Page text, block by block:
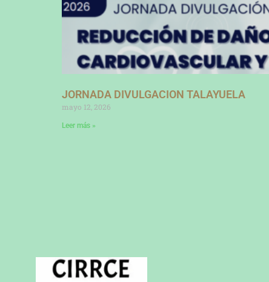
JORNADA DIVULGACION TALAYUELA
mayo 12, 2026
Leer más »